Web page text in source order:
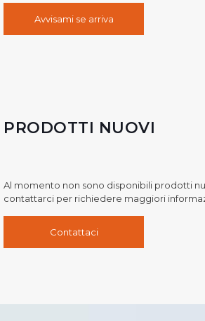
Avvisami se arriva
PRODOTTI NUOVI
Al momento non sono disponibili prodotti
contattarci per richiedere maggiori
Contattaci